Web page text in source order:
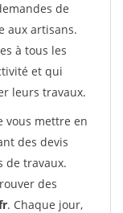
de
aux artisans.
à tous les
et qui
leurs travaux.
vous mettre en
des devis
de travaux.
des
. Chaque jour,